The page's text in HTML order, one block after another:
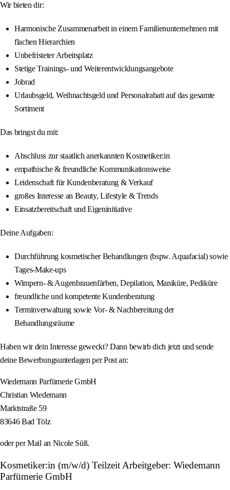
Wir bieten dir:
Harmonische Zusammenarbeit in einem Familienunternehmen mit
flachen Hierarchien
Unbefristeter Arbeitsplatz
Stetige Trainings- und Weiterentwicklungsangebote
Jobrad
Urlaubsgeld, Weihnachtsgeld und Personalrabatt auf das gesamte
Sortiment
Das bringst du mit:
Abschluss zur staatlich anerkannten Kosmetiker:in
empathische & freundliche Kommunikationsweise
Leidenschaft für Kundenberatung & Verkauf
großes Interesse an Beauty, Lifestyle & Trends
Einsatzbereitschaft und Eigeninitiative
Deine Aufgaben:
Durchführung kosmetischer Behandlungen (bspw. Aquafacial) sowie
Tages-Make-ups
Wimpern- & Augenbrauenfärben, Depilation, Maniküre, Pediküre
freundliche und kompetente Kundenberatung
Terminverwaltung sowie Vor- & Nachbereitung der
Behandlungsräume
Haben wir dein Interesse geweckt? Dann bewirb dich jetzt und sende
deine Bewerbungsunterlagen per Post an:
Wiedemann Parfümerie GmbH
Christian Wiedemann
Marktstraße 59
83646 Bad Tölz
oder per Mail an Nicole Süß.
Kosmetiker:in (m/w/d) Teilzeit Arbeitgeber: Wiedemann
Parfümerie GmbH